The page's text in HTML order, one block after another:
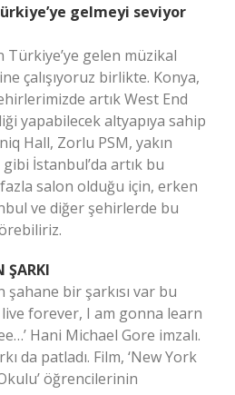
gelmeyi seviyor
Türkiye’ye gelen müzikal
çalışıyoruz birlikte. Konya,
artık West End
yapabilecek altyapıya sahip
Hall, Zorlu PSM, yakın
İstanbul’da artık bu
salon olduğu için, erken
ve diğer şehirlerde bu
ŞARKI
şahane bir şarkısı var bu
forever, I am gonna learn
Hani Michael Gore imzalı.
da patladı. Film, ‘New York
öğrencilerinin